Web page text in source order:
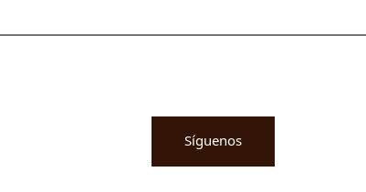
Síguenos